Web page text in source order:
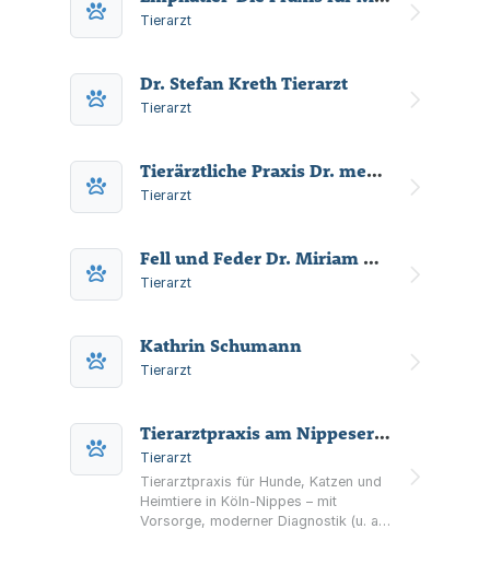
Röntgen, Endoskopie).
Tierarzt
Dr. Stefan Kreth Tierarzt
Tierarzt
Tierärztliche Praxis Dr. med. vet. Wolfgang Göbel
Tierarzt
Fell und Feder Dr. Miriam Golestan u. Renè Hendricks Tierarztpraxis
Tierarzt
Kathrin Schumann
Tierarzt
Tierarztpraxis am Nippeser Tälchen Tierärzte
Tierarzt
Tierarztpraxis für Hunde, Katzen und
Heimtiere in Köln-Nippes – mit
Vorsorge, moderner Diagnostik (u. a.